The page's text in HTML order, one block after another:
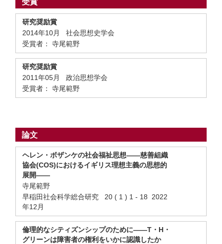
受賞
研究奨励賞
2014年10月 社会思想史学会
受賞者： 寺尾範野
研究奨励賞
2011年05月 政治思想学会
受賞者： 寺尾範野
論文
ヘレン・ボザンケの社会福祉思想——慈善組織
協会(COS)におけるイギリス理想主義の思想的
展開——
寺尾範野
早稲田社会科学総合研究 20 ( 1 ) 1 - 18 2022
年12月
倫理的なシティズンシップのために——T・H・
グリーンは障害者の権利をいかに認識したか